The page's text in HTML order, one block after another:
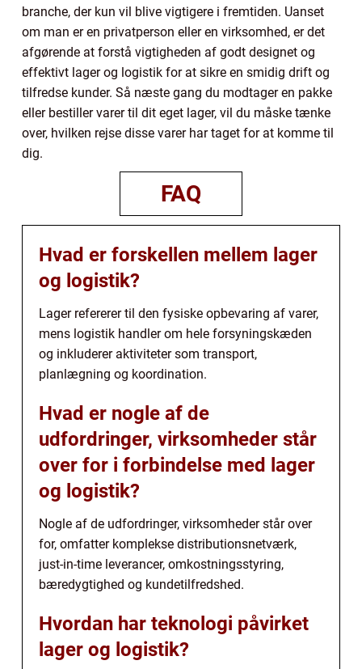
branche, der kun vil blive vigtigere i fremtiden. Uanset
om man er en privatperson eller en virksomhed, er det
afgørende at forstå vigtigheden af godt designet og
effektivt lager og logistik for at sikre en smidig drift og
tilfredse kunder. Så næste gang du modtager en pakke
eller bestiller varer til dit eget lager, vil du måske tænke
over, hvilken rejse disse varer har taget for at komme til
dig.
FAQ
Hvad er forskellen mellem lager
og logistik?
Lager refererer til den fysiske opbevaring af varer,
mens logistik handler om hele forsyningskæden
og inkluderer aktiviteter som transport,
planlægning og koordination.
Hvad er nogle af de
udfordringer, virksomheder står
over for i forbindelse med lager
og logistik?
Nogle af de udfordringer, virksomheder står over
for, omfatter komplekse distributionsnetværk,
just-in-time leverancer, omkostningsstyring,
bæredygtighed og kundetilfredshed.
Hvordan har teknologi påvirket
lager og logistik?